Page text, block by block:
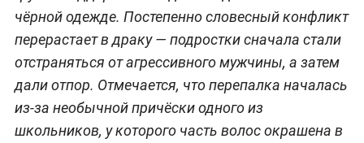
чёрной одежде. Постепенно словесный конфликт
перерастает в драку — подростки сначала стали
отстраняться от агрессивного мужчины, а затем
дали отпор. Отмечается, что перепалка началась
из-за необычной причёски одного из
школьников, у которого часть волос окрашена в